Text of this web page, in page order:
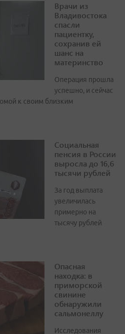
Врачи из
Владивостока
спасли
пациентку,
сохранив ей
шанс на
материнство
Операция прошла
успешно, и сейчас
к своим близким
Социальная
пенсия в России
выросла до 16,6
тысячи рублей
За год выплата
увеличилась
примерно на
тысячу рублей
Опасная
находка: в
приморской
свинине
обнаружили
сальмонеллу
Исследования